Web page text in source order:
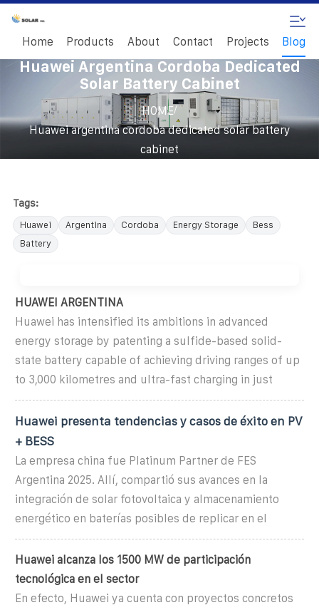
Home Products About Contact Projects Blog
Huawei Argentina Cordoba Dedicated
Solar Battery Cabinet
HOME/
Huawei argentina cordoba dedicated solar battery
cabinet
Tags:
Huawei Argentina Cordoba Energy Storage
Bess
Battery
HUAWEI ARGENTINA
Huawei has intensified its ambitions in advanced
energy storage by patenting a sulfide-based solid-
state battery capable of achieving driving ranges of up
to 3,000 kilometres and ultra-fast charging in just
Huawei presenta tendencias y casos de éxito en PV
+ BESS
La empresa china fue Platinum Partner de FES
Argentina 2025. Allí, compartió sus avances en la
integración de solar fotovoltaica y almacenamiento
energético en baterías posibles de replicar en el
Huawei alcanza los 1500 MW de participación
tecnológica en el sector
En efecto, Huawei ya cuenta con proyectos concretos